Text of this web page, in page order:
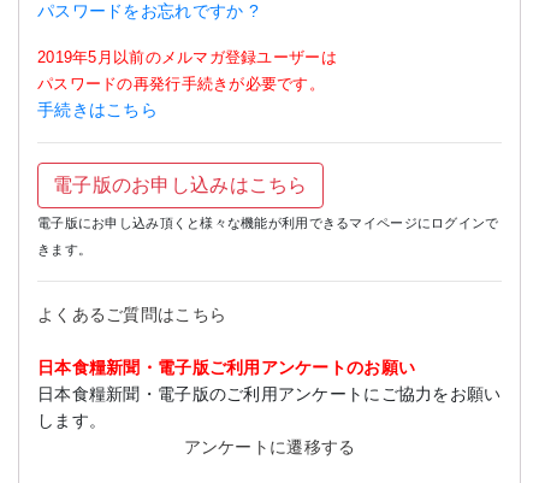
パスワードをお忘れですか ?
2019年5月以前のメルマガ登録ユーザーは
パスワードの再発行手続きが必要です。
手続きはこちら
電子版のお申し込みはこちら
電子版にお申し込み頂くと様々な機能が利用できるマイページにログインで
きます。
よくあるご質問はこちら
日本食糧新聞・電子版ご利用アンケートのお願い
日本食糧新聞・電子版のご利用アンケートにご協力をお願い
します。
アンケートに遷移する